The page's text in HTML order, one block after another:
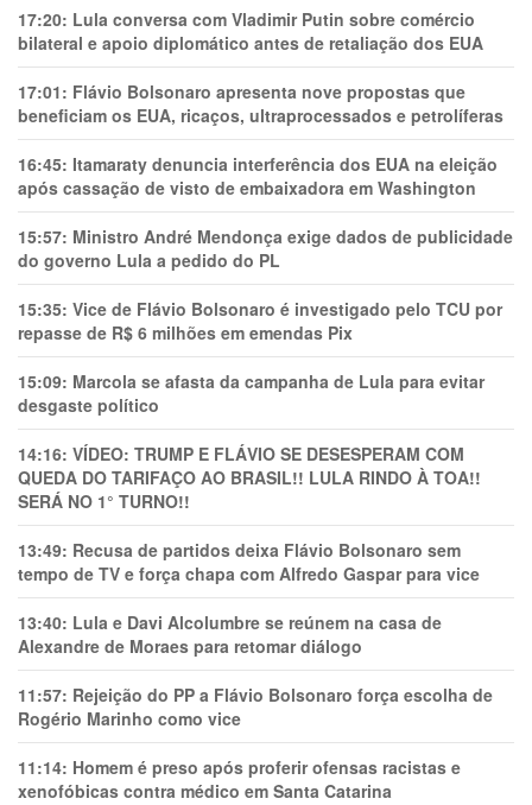
17:20: Lula conversa com Vladimir Putin sobre comércio
bilateral e apoio diplomático antes de retaliação dos EUA
17:01: Flávio Bolsonaro apresenta nove propostas que
beneficiam os EUA, ricaços, ultraprocessados e petrolíferas
16:45: Itamaraty denuncia interferência dos EUA na eleição
após cassação de visto de embaixadora em Washington
15:57: Ministro André Mendonça exige dados de publicidade
do governo Lula a pedido do PL
15:35: Vice de Flávio Bolsonaro é investigado pelo TCU por
repasse de R$ 6 milhões em emendas Pix
15:09: Marcola se afasta da campanha de Lula para evitar
desgaste político
14:16: VÍDEO: TRUMP E FLÁVIO SE DESESPERAM COM
QUEDA DO TARIFAÇO AO BRASIL!! LULA RINDO À TOA!!
SERÁ NO 1° TURNO!!
13:49: Recusa de partidos deixa Flávio Bolsonaro sem
tempo de TV e força chapa com Alfredo Gaspar para vice
13:40: Lula e Davi Alcolumbre se reúnem na casa de
Alexandre de Moraes para retomar diálogo
11:57: Rejeição do PP a Flávio Bolsonaro força escolha de
Rogério Marinho como vice
11:14: Homem é preso após proferir ofensas racistas e
xenofóbicas contra médico em Santa Catarina